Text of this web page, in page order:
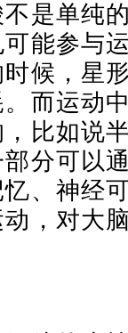
是单纯
能参与
候，星
而运动
比如说
分可以
、神经
，对大